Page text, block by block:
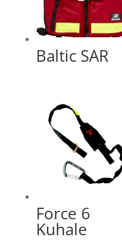
Baltic SAR
Force 6
Kuhale